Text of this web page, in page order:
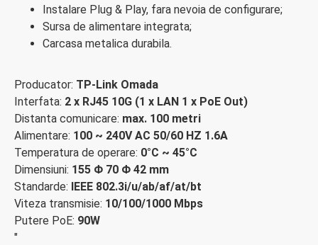
Instalare Plug & Play, fara nevoia de configurare;
Sursa de alimentare integrata;
Carcasa metalica durabila.
Producator: TP-Link Omada
Interfata: 2 x RJ45 10G (1 x LAN 1 x PoE Out)
Distanta comunicare: max. 100 metri
Alimentare: 100 ~ 240V AC 50/60 HZ 1.6A
Temperatura de operare: 0°C ~ 45°C
Dimensiuni: 155 Φ 70 Φ 42 mm
Standarde: IEEE 802.3i/u/ab/af/at/bt
Viteza transmisie: 10/100/1000 Mbps
Putere PoE: 90W
"